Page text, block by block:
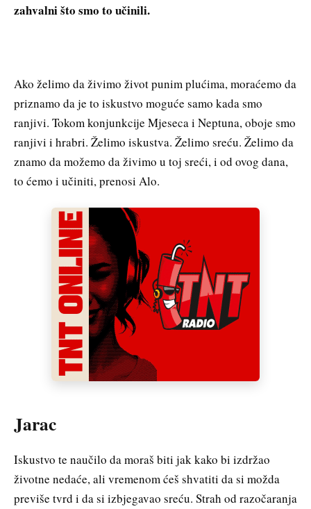
zahvalni što smo to učinili.
Ako želimo da živimo život punim plućima, moraćemo da
priznamo da je to iskustvo moguće samo kada smo
ranjivi. Tokom konjunkcije Mjeseca i Neptuna, oboje smo
ranjivi i hrabri. Želimo iskustva. Želimo sreću. Želimo da
znamo da možemo da živimo u toj sreći, i od ovog dana,
to ćemo i učiniti, prenosi Alo.
Jarac
Iskustvo te naučilo da moraš biti jak kako bi izdržao
životne nedaće, ali vremenom ćeš shvatiti da si možda
previše tvrd i da si izbjegavao sreću. Strah od razočaranja